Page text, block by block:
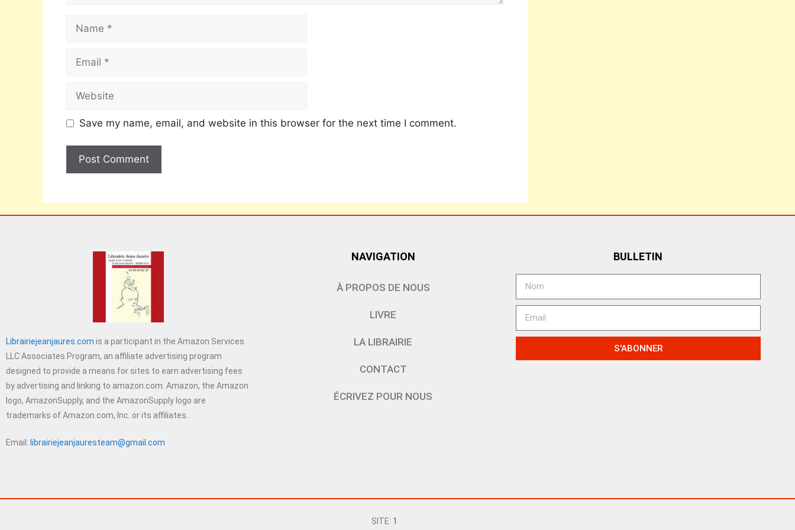
Save my name, email, and website in this browser for the next time I comment.
Librairiejeanjaures.com is a participant in the Amazon Services
LLC Associates Program, an affiliate advertising program
designed to provide a means for sites to earn advertising fees
by advertising and linking to amazon.com. Amazon, the Amazon
logo, AmazonSupply, and the AmazonSupply logo are
trademarks of Amazon.com, Inc. or its affiliates.
Email: librairiejeanjauresteam@gmail.com
NAVIGATION
À PROPOS DE NOUS
LIVRE
LA LIBRAIRIE
CONTACT
ÉCRIVEZ POUR NOUS
BULLETIN
S'ABONNER
SITE: 1